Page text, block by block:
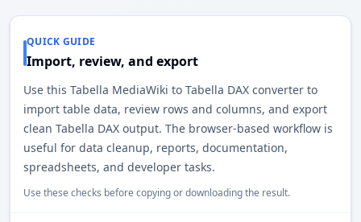
QUICK GUIDE
Import, review, and export
Use this Tabella MediaWiki to Tabella DAX converter to
import table data, review rows and columns, and export
clean Tabella DAX output. The browser-based workflow is
useful for data cleanup, reports, documentation,
spreadsheets, and developer tasks.
Use these checks before copying or downloading the result.